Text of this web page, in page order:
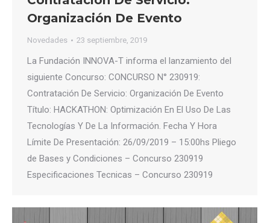
Organización De Evento
Novedades 23 septiembre, 2019
La Fundación INNOVA-T informa el lanzamiento del
siguiente Concurso: CONCURSO N° 230919:
Contratación De Servicio: Organización De Evento
Título: HACKATHON: Optimización En El Uso De Las
Tecnologías Y De La Información. Fecha Y Hora
Límite De Presentación: 26/09/2019 – 15:00hs Pliego
de Bases y Condiciones – Concurso 230919
Especificaciones Tecnicas – Concurso 230919